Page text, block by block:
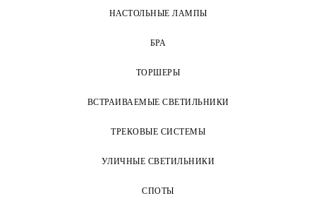
НАСТОЛЬНЫЕ ЛАМПЫ
БРА
ТОРШЕРЫ
ВСТРАИВАЕМЫЕ СВЕТИЛЬНИКИ
ТРЕКОВЫЕ СИСТЕМЫ
УЛИЧНЫЕ СВЕТИЛЬНИКИ
СПОТЫ